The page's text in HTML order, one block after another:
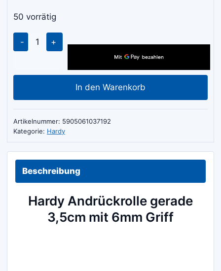
50 vorrätig
Hardy
Andrückrolle
3,5cm
Griff
Menge
In den Warenkorb
Artikelnummer: 5905061037192
Kategorie: Hardy
Beschreibung
Hardy Andrückrolle gerade
3,5cm mit 6mm Griff